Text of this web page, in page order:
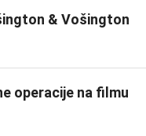
& Vošington
operacije na filmu